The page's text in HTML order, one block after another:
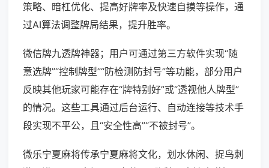
策略、暗杠优化、提高好牌率及快速自摸等操作，通
过AI算法调整牌局结果，提升胜率。
微信牌九透牌神器；用户可通过第三方软件实现“随
意选牌”“控制牌型”“防检测防封号”等功能，部分用户
反映其他玩家可能存在“牌特别好”或“透视他人牌型”
的情况。这些工具通过后台运行、自动连接等技术手
段实现不平公，且“安全性高”“不被封号”。
微乐宁夏麻将传承宁夏麻将文化，划水休闲、捉鸟刺